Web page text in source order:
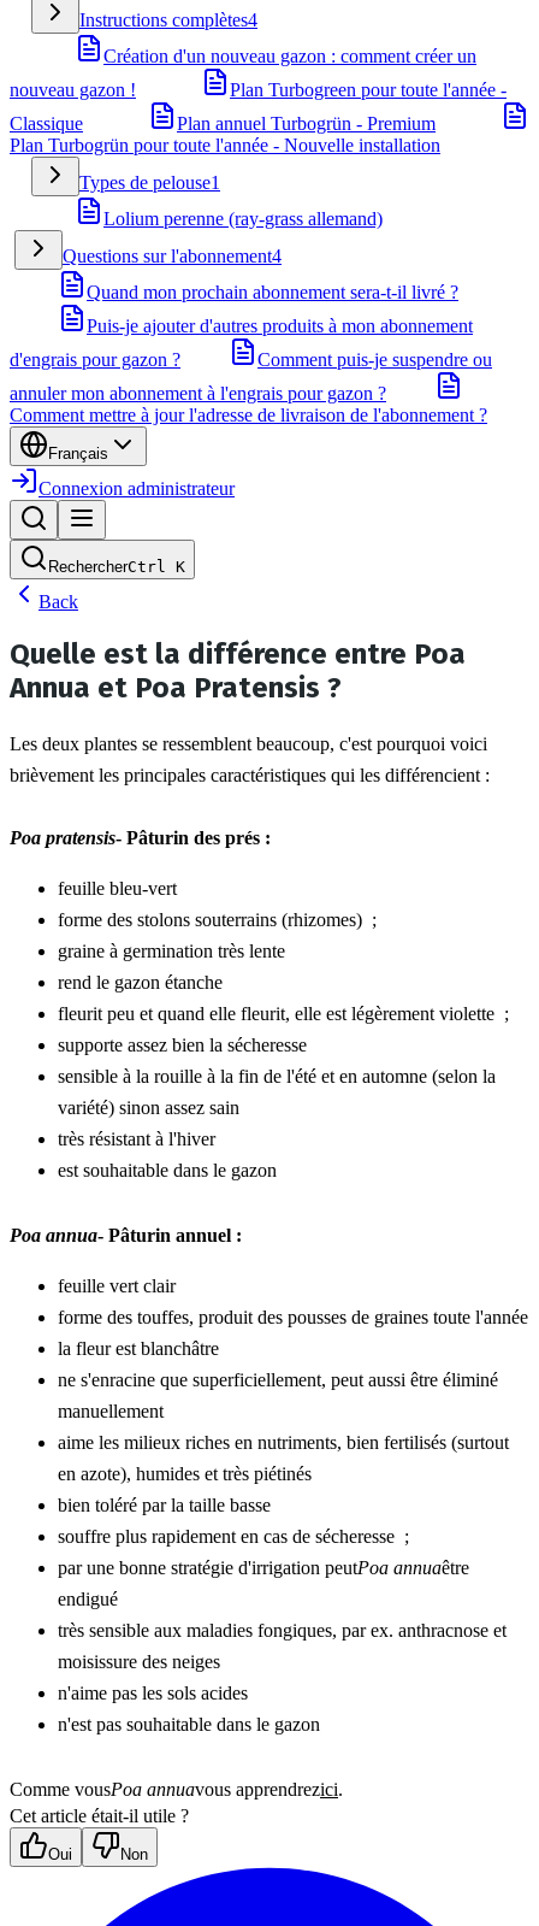
Instructions complètes4
Création d'un nouveau gazon : comment créer un
nouveau gazon !
Plan Turbogreen pour toute l'année -
Classique
Plan annuel Turbogrün - Premium
Plan Turbogrün pour toute l'année - Nouvelle installation
Types de pelouse1
Lolium perenne (ray-grass allemand)
Questions sur l'abonnement4
Quand mon prochain abonnement sera-t-il livré ?
Puis-je ajouter d'autres produits à mon abonnement
d'engrais pour gazon ?
Comment puis-je suspendre ou
annuler mon abonnement à l'engrais pour gazon ?
Comment mettre à jour l'adresse de livraison de l'abonnement ?
Français
Connexion administrateur
RechercherCtrl K
Back
Quelle est la différence entre Poa
Annua et Poa Pratensis ?
Les deux plantes se ressemblent beaucoup, c'est pourquoi voici
brièvement les principales caractéristiques qui les différencient :
Poa pratensis- Pâturin des prés :
feuille bleu-vert
forme des stolons souterrains (rhizomes)  ;
graine à germination très lente
rend le gazon étanche
fleurit peu et quand elle fleurit, elle est légèrement violette  ;
supporte assez bien la sécheresse
sensible à la rouille à la fin de l'été et en automne (selon la
variété) sinon assez sain
très résistant à l'hiver
est souhaitable dans le gazon
Poa annua- Pâturin annuel :
feuille vert clair
forme des touffes, produit des pousses de graines toute l'année
la fleur est blanchâtre
ne s'enracine que superficiellement, peut aussi être éliminé
manuellement
aime les milieux riches en nutriments, bien fertilisés (surtout
en azote), humides et très piétinés
bien toléré par la taille basse
souffre plus rapidement en cas de sécheresse  ;
par une bonne stratégie d'irrigation peutPoa annuaêtre
endigué
très sensible aux maladies fongiques, par ex. anthracnose et
moisissure des neiges
n'aime pas les sols acides
n'est pas souhaitable dans le gazon
Comme vousPoa annuavous apprendrezici.
Cet article était-il utile ?
Oui Non